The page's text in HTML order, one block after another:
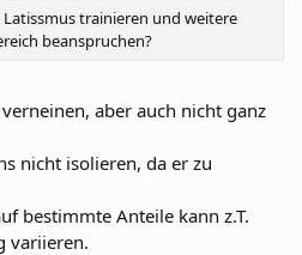
erfasst
, mittleren oder unteren
in einzelne Teile ist
Latissmus trainieren und weitere
beanspruchen?
aber auch nicht ganz
nicht isolieren, da er zu
bestimmte Anteile kann z.T.
variieren.